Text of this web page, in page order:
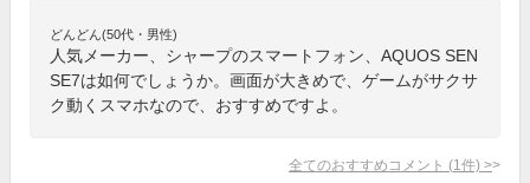
どんどん(50代・男性)
人気メーカー、シャープのスマートフォン、AQUOS SEN
SE7は如何でしょうか。画面が大きめで、ゲームがサクサ
ク動くスマホなので、おすすめですよ。
全てのおすすめコメント (1 件) >